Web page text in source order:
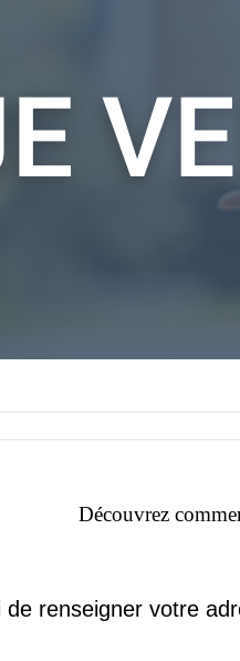
clic avec
Découvrez
de renseigner votre